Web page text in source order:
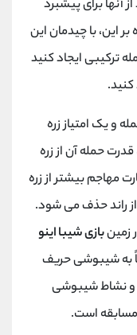
آنها برای پیشبرد
این، با چیدمان این
ترکیبی ایجاد کنید
و یک امتیاز زره
حمله آن از زره
مهاجم بیشتر از زره
راند حذف می شود.
زمینبازی شیبا اینو
به شیبوشی حریف
و نشاط شیبوشی